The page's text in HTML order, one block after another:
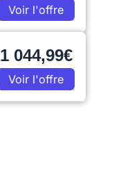
Voir l'offre
1 044,99€
Voir l'offre